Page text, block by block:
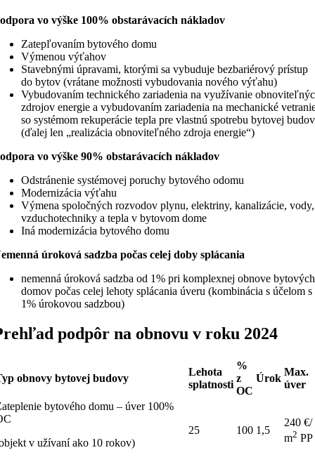
vo výške 100% obstarávacích nákladov
Zatepľovaním bytového domu
Výmenou výťahov
Stavebnými úpravami, ktorými sa vybuduje bezbariérový prístup
do bytov (vrátane možnosti vybudovania nového výťahu)
Vybudovaním technického zariadenia na využívanie
zdrojov energie a vybudovaním zariadenia na mechanické
so systémom rekuperácie tepla pre vlastnú spotrebu bytovej
(ďalej len „realizácia obnoviteľného zdroja energie“)
vo výške 90% obstarávacích nákladov
Odstránenie systémovej poruchy bytového odomu
Modernizácia výťahu
Výmena spoločných rozvodov plynu, elektriny, kanalizácie, vody,
vzduchotechniky a tepla v bytovom dome
Iná modernizácia bytového domu
úroková sadzba počas celej doby splácania
nemenná úroková sadzba od 1% pri komplexnej obnove bytových
domov počas celej lehoty splácania úveru (kombinácia s účelom s
1% úrokovou sadzbou)
podpôr na obnovu v roku 2024
obnovy bytovej budovy
Lehota
splatnosti
%
z
OC
Úrok
Max.
úver
bytového domu – úver 100%
v užívaní ako 10 rokov)
25 100 1,5
240 €/
m2 PP